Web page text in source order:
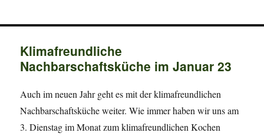
Klimafreundliche
Nachbarschaftsküche im Januar 23
Auch im neuen Jahr geht es mit der klimafreundlichen
Nachbarschaftsküche weiter. Wie immer haben wir uns am
3. Dienstag im Monat zum klimafreundlichen Kochen